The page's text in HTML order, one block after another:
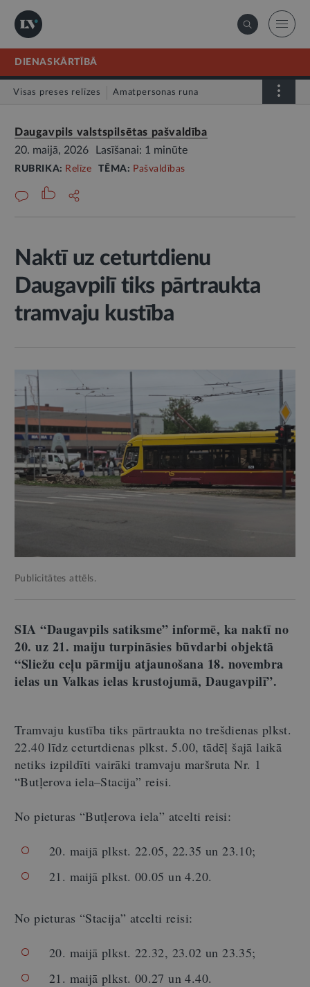
DIENASKĀRTĪBĀ
Visas preses relīzes Amatpersonas runa
Daugavpils valstspilsētas pašvaldība
20. maijā, 2026
Lasīšanai: 1 minūte
RUBRIKA: Relīze TĒMA: Pašvaldības
Naktī uz ceturtdienu
Daugavpilī tiks pārtraukta
tramvaju kustība
Publicitātes attēls.
SIA “Daugavpils satiksme” informē, ka naktī no
20. uz 21. maiju turpināsies būvdarbi objektā
“Sliežu ceļu pārmiju atjaunošana 18. novembra
ielas un Valkas ielas krustojumā, Daugavpilī”.
Tramvaju kustība tiks pārtraukta no trešdienas plkst.
22.40 līdz ceturtdienas plkst. 5.00, tādēļ šajā laikā
netiks izpildīti vairāki tramvaju maršruta Nr. 1
“Butļerova iela–Stacija” reisi.
No pieturas “Butļerova iela” atcelti reisi:
20. maijā plkst. 22.05, 22.35 un 23.10;
21. maijā plkst. 00.05 un 4.20.
No pieturas “Stacija” atcelti reisi:
20. maijā plkst. 22.32, 23.02 un 23.35;
21. maijā plkst. 00.27 un 4.40.